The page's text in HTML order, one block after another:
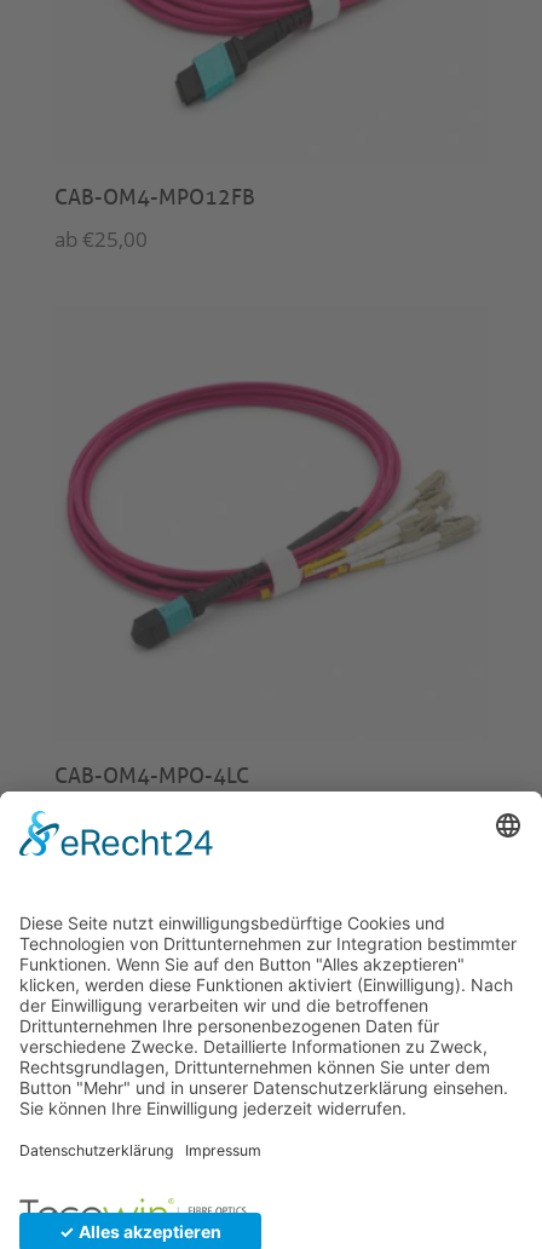
CAB-OM4-MPO12FB
ab €25,00
CAB-OM4-MPO-4LC
ab
© 2026 Tecowin GmbH |Impressum|Datenschutz
| Widerrufsrecht|AGB| Gewährleistung|RMA
U